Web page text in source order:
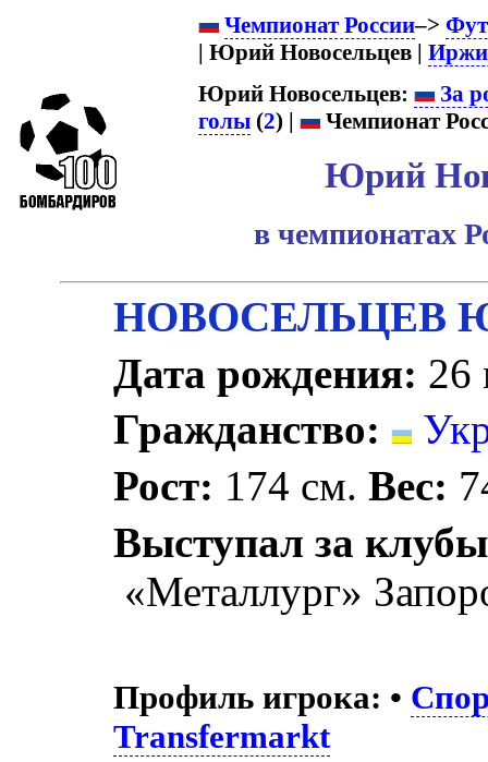
Чемпионат России–>
| Юрий Новосельцев |
Юрий Новосельцев:
За
голы (2) | Чемпионат
Юрий
в чемпионатах
НОВОСЕЛЬЦЕВ
Дата рождения: 26
Гражданство:
Рост: 174 см.Вес:
Выступал за
«Металлург»
Профиль игрока: •
Transfermarkt